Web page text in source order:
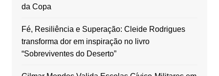
da Copa
Fé, Resiliência e Superação: Cleide Rodrigues
transforma dor em inspiração no livro
“Sobreviventes do Deserto”